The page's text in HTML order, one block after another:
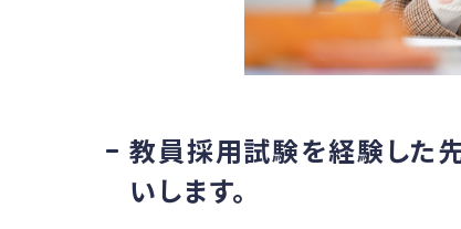
教員採用試験を経験した
いします。